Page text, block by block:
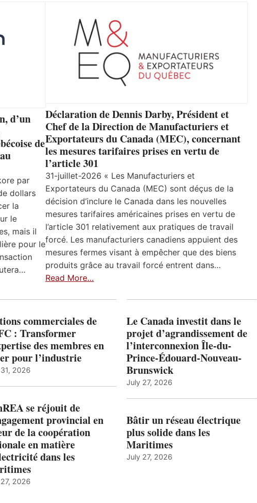
d’un
de
par
dollars
la
le
mais il
pour le
Déclaration de Dennis Darby, Président et
Chef de la Direction de Manufacturiers et
Exportateurs du Canada (MEC), concernant
les mesures tarifaires prises en vertu de
l’article 301
31-juillet-2026 « Les Manufacturiers et
Exportateurs du Canada (MEC) sont déçus de la
décision d’inclure le Canada dans les nouvelles
mesures tarifaires américaines prises en vertu de
l’article 301 relativement aux pratiques de travail
forcé. Les manufacturiers canadiens appuient des
mesures fermes visant à empêcher que des biens
produits grâce au travail forcé entrent dans…
Read More…
commerciales de
: Transformer
des membres en
pour l’industrie
2026
se réjouit de
provincial en
de la coopération
en matière
dans les
2026
Le Canada investit dans le
projet d’agrandissement de
l’interconnexion Île-du-
Prince-Édouard-Nouveau-
Brunswick
July 27, 2026
Bâtir un réseau électrique
plus solide dans les
Maritimes
July 27, 2026